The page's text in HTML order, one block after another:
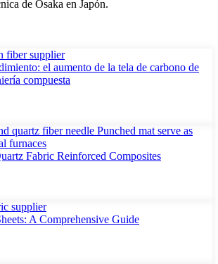
de Osaka en Japón.
el aumento de la tela de carbono de
compuesta
Fabric Reinforced Composites
A Comprehensive Guide